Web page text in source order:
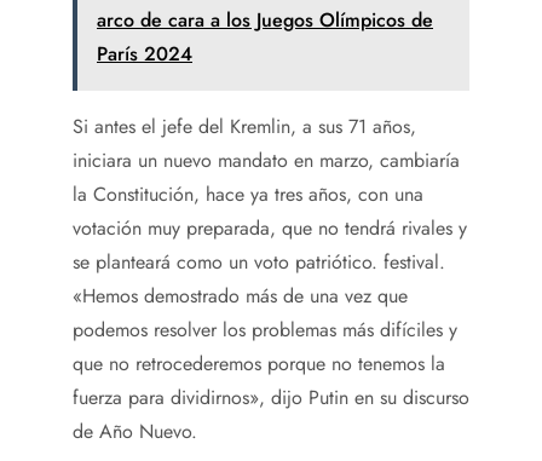
arco de cara a los Juegos Olímpicos de
París 2024
Si antes el jefe del Kremlin, a sus 71 años,
iniciara un nuevo mandato en marzo, cambiaría
la Constitución, hace ya tres años, con una
votación muy preparada, que no tendrá rivales y
se planteará como un voto patriótico. festival.
«Hemos demostrado más de una vez que
podemos resolver los problemas más difíciles y
que no retrocederemos porque no tenemos la
fuerza para dividirnos», dijo Putin en su discurso
de Año Nuevo.